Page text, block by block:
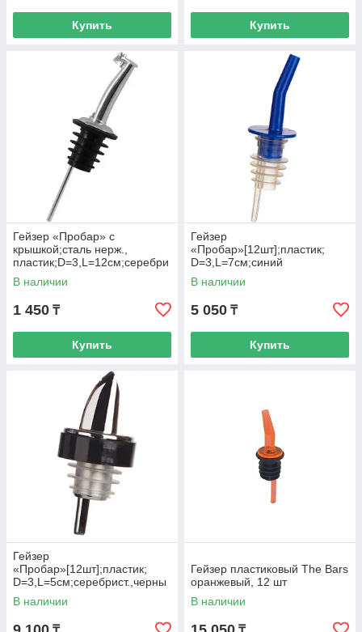
Купить Купить
Гейзер «Пробар» с
крышкой;сталь нерж.,
пластик;D=3,L=12см;серебри
ст.,черный
В наличии
1 450 ₸
Купить
Гейзер
«Пробар»[12шт];пластик;
D=3,L=7см;синий
В наличии
5 050 ₸
Купить
Гейзер
«Пробар»[12шт];пластик;
D=3,L=5см;серебрист.,черны
й
В наличии
Гейзер пластиковый The Bars
оранжевый, 12 шт
В наличии